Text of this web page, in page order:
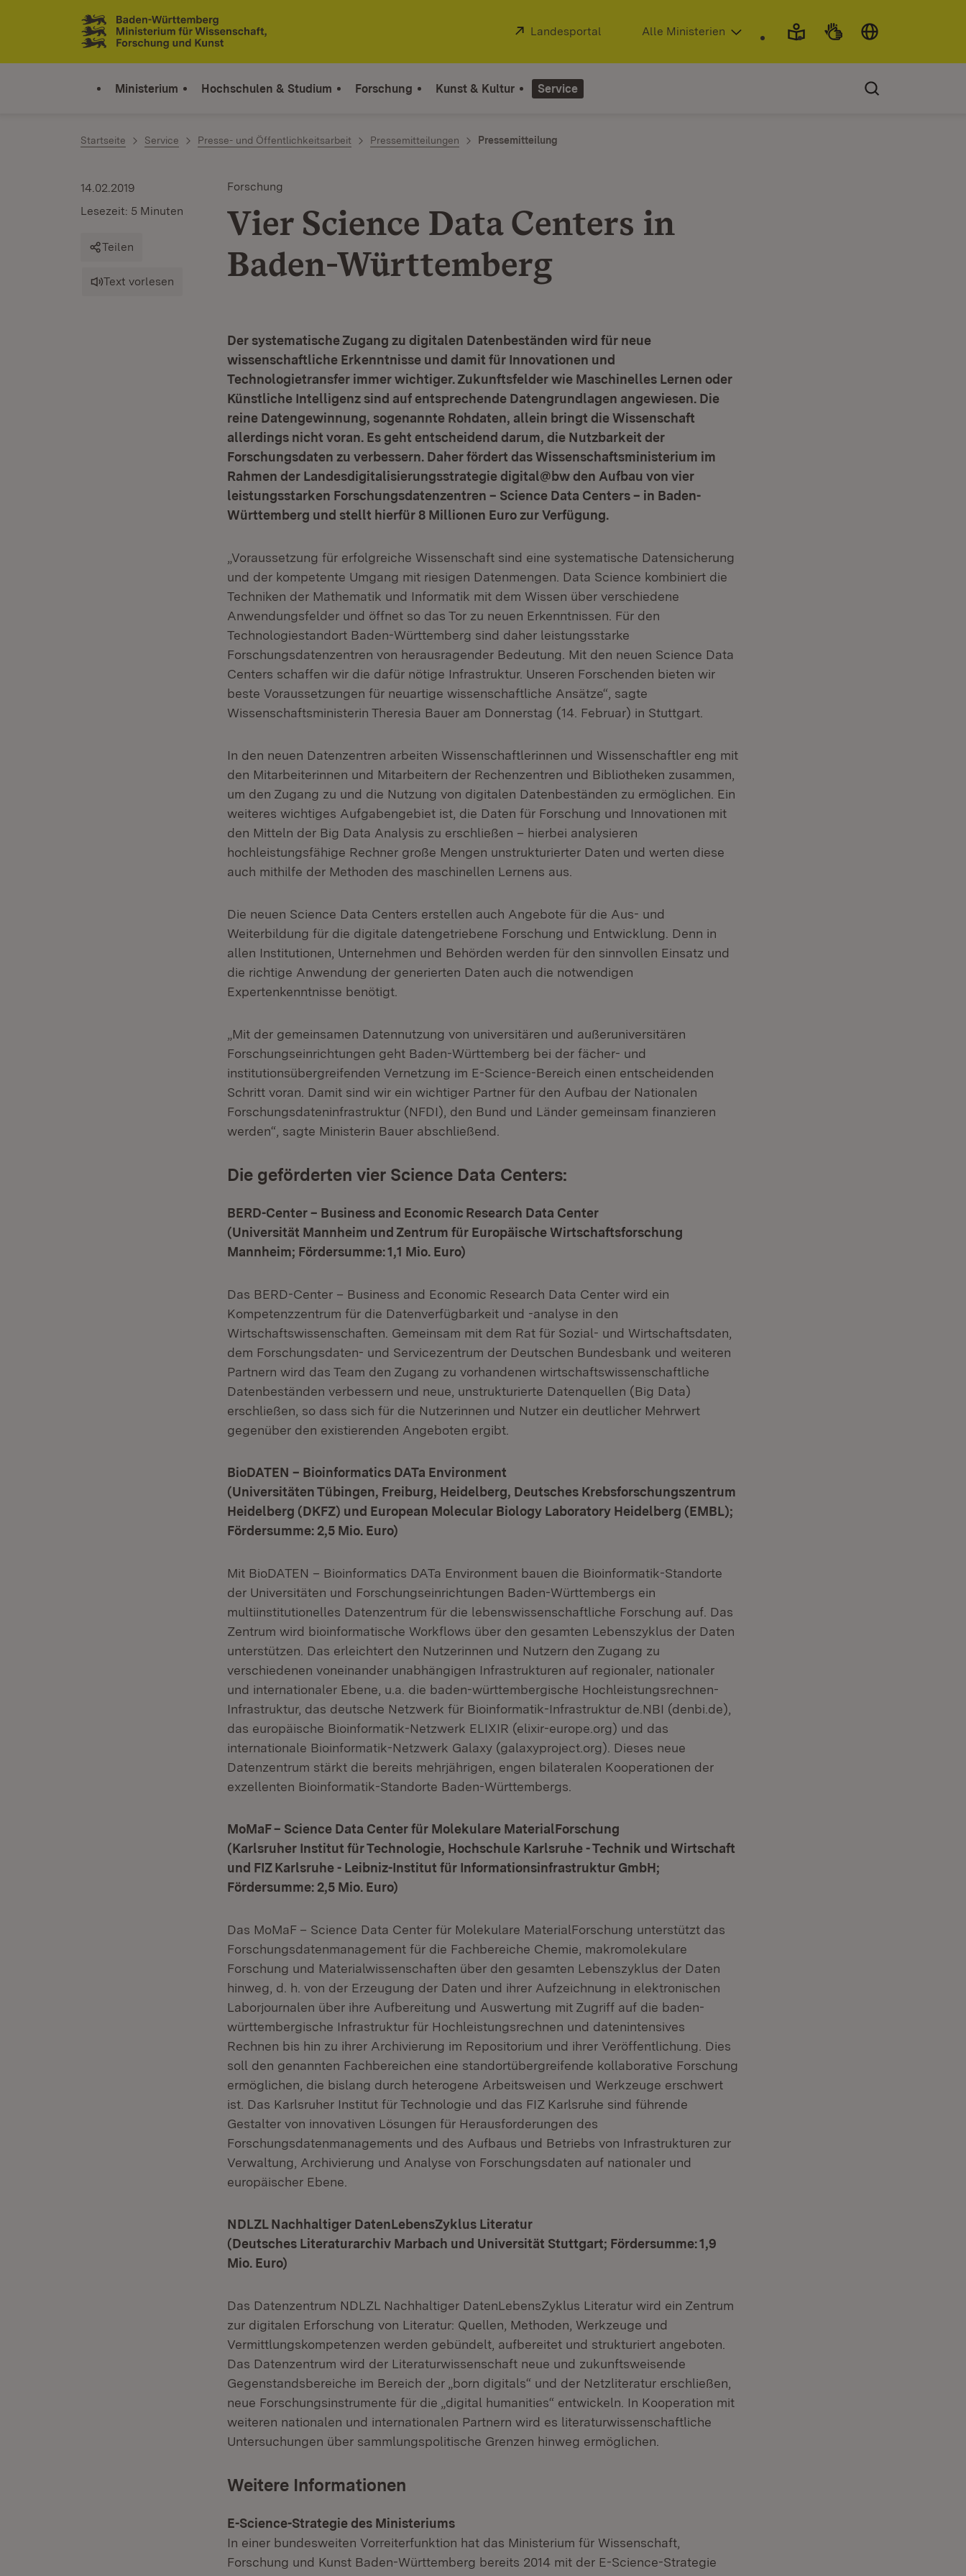
Zum Inhalt springen
Link zur Startseite
Extern:
Landesportal (Öffnet in neuem Fenster)
Alle Ministerien
Ministerium Hochschulen & Studium Forschung Kunst & Kultur Service
Startseite Service Presse- und Öffentlichkeitsarbeit Pressemitteilungen Pressemitteilung
Forschung
Vier Science Data Centers in
Baden-Württemberg
14.02.2019
Lesezeit: 5 Minuten
Teilen
Text vorlesen
Der systematische Zugang zu digitalen Datenbeständen wird für neue
wissenschaftliche Erkenntnisse und damit für Innovationen und
Technologietransfer immer wichtiger. Zukunftsfelder wie Maschinelles Lernen oder
Künstliche Intelligenz sind auf entsprechende Datengrundlagen angewiesen. Die
reine Datengewinnung, sogenannte Rohdaten, allein bringt die Wissenschaft
allerdings nicht voran. Es geht entscheidend darum, die Nutzbarkeit der
Forschungsdaten zu verbessern. Daher fördert das Wissenschaftsministerium im
Rahmen der Landesdigitalisierungsstrategie digital@bw den Aufbau von vier
leistungsstarken Forschungsdatenzentren – Science Data Centers – in Baden-
Württemberg und stellt hierfür 8 Millionen Euro zur Verfügung.
„Voraussetzung für erfolgreiche Wissenschaft sind eine systematische Datensicherung
und der kompetente Umgang mit riesigen Datenmengen. Data Science kombiniert die
Techniken der Mathematik und Informatik mit dem Wissen über verschiedene
Anwendungsfelder und öffnet so das Tor zu neuen Erkenntnissen. Für den
Technologiestandort Baden-Württemberg sind daher leistungsstarke
Forschungsdatenzentren von herausragender Bedeutung. Mit den neuen Science Data
Centers schaffen wir die dafür nötige Infrastruktur. Unseren Forschenden bieten wir
beste Voraussetzungen für neuartige wissenschaftliche Ansätze“, sagte
Wissenschaftsministerin Theresia Bauer am Donnerstag (14. Februar) in Stuttgart.
In den neuen Datenzentren arbeiten Wissenschaftlerinnen und Wissenschaftler eng mit
den Mitarbeiterinnen und Mitarbeitern der Rechenzentren und Bibliotheken zusammen,
um den Zugang zu und die Nutzung von digitalen Datenbeständen zu ermöglichen. Ein
weiteres wichtiges Aufgabengebiet ist, die Daten für Forschung und Innovationen mit
den Mitteln der Big Data Analysis zu erschließen – hierbei analysieren
hochleistungsfähige Rechner große Mengen unstrukturierter Daten und werten diese
auch mithilfe der Methoden des maschinellen Lernens aus.
Die neuen Science Data Centers erstellen auch Angebote für die Aus- und
Weiterbildung für die digitale datengetriebene Forschung und Entwicklung. Denn in
allen Institutionen, Unternehmen und Behörden werden für den sinnvollen Einsatz und
die richtige Anwendung der generierten Daten auch die notwendigen
Expertenkenntnisse benötigt.
„Mit der gemeinsamen Datennutzung von universitären und außeruniversitären
Forschungseinrichtungen geht Baden-Württemberg bei der fächer- und
institutionsübergreifenden Vernetzung im E-Science-Bereich einen entscheidenden
Schritt voran. Damit sind wir ein wichtiger Partner für den Aufbau der Nationalen
Forschungsdateninfrastruktur (NFDI), den Bund und Länder gemeinsam finanzieren
werden“, sagte Ministerin Bauer abschließend.
Die geförderten vier Science Data Centers:
BERD-Center – Business and Economic Research Data Center
(Universität Mannheim und Zentrum für Europäische Wirtschaftsforschung
Mannheim; Fördersumme: 1,1 Mio. Euro)
Das BERD-Center – Business and Economic Research Data Center wird ein
Kompetenzzentrum für die Datenverfügbarkeit und -analyse in den
Wirtschaftswissenschaften. Gemeinsam mit dem Rat für Sozial- und Wirtschaftsdaten,
dem Forschungsdaten- und Servicezentrum der Deutschen Bundesbank und weiteren
Partnern wird das Team den Zugang zu vorhandenen wirtschaftswissenschaftliche
Datenbeständen verbessern und neue, unstrukturierte Datenquellen (Big Data)
erschließen, so dass sich für die Nutzerinnen und Nutzer ein deutlicher Mehrwert
gegenüber den existierenden Angeboten ergibt.
BioDATEN – Bioinformatics DATa Environment
(Universitäten Tübingen, Freiburg, Heidelberg, Deutsches Krebsforschungszentrum
Heidelberg (DKFZ) und European Molecular Biology Laboratory Heidelberg (EMBL);
Fördersumme: 2,5 Mio. Euro)
Mit BioDATEN – Bioinformatics DATa Environment bauen die Bioinformatik-Standorte
der Universitäten und Forschungseinrichtungen Baden-Württembergs ein
multiinstitutionelles Datenzentrum für die lebenswissenschaftliche Forschung auf. Das
Zentrum wird bioinformatische Workflows über den gesamten Lebenszyklus der Daten
unterstützen. Das erleichtert den Nutzerinnen und Nutzern den Zugang zu
verschiedenen voneinander unabhängigen Infrastrukturen auf regionaler, nationaler
und internationaler Ebene, u.a. die baden-württembergische Hochleistungsrechnen-
Infrastruktur, das deutsche Netzwerk für Bioinformatik-Infrastruktur de.NBI (denbi.de),
das europäische Bioinformatik-Netzwerk ELIXIR (elixir-europe.org) und das
internationale Bioinformatik-Netzwerk Galaxy (galaxyproject.org). Dieses neue
Datenzentrum stärkt die bereits mehrjährigen, engen bilateralen Kooperationen der
exzellenten Bioinformatik-Standorte Baden-Württembergs.
MoMaF – Science Data Center für Molekulare MaterialForschung
(Karlsruher Institut für Technologie, Hochschule Karlsruhe - Technik und Wirtschaft
und FIZ Karlsruhe - Leibniz-Institut für Informationsinfrastruktur GmbH;
Fördersumme: 2,5 Mio. Euro)
Das MoMaF – Science Data Center für Molekulare MaterialForschung unterstützt das
Forschungsdatenmanagement für die Fachbereiche Chemie, makromolekulare
Forschung und Materialwissenschaften über den gesamten Lebenszyklus der Daten
hinweg, d. h. von der Erzeugung der Daten und ihrer Aufzeichnung in elektronischen
Laborjournalen über ihre Aufbereitung und Auswertung mit Zugriff auf die baden-
württembergische Infrastruktur für Hochleistungsrechnen und datenintensives
Rechnen bis hin zu ihrer Archivierung im Repositorium und ihrer Veröffentlichung. Dies
soll den genannten Fachbereichen eine standortübergreifende kollaborative Forschung
ermöglichen, die bislang durch heterogene Arbeitsweisen und Werkzeuge erschwert
ist. Das Karlsruher Institut für Technologie und das FIZ Karlsruhe sind führende
Gestalter von innovativen Lösungen für Herausforderungen des
Forschungsdatenmanagements und des Aufbaus und Betriebs von Infrastrukturen zur
Verwaltung, Archivierung und Analyse von Forschungsdaten auf nationaler und
europäischer Ebene.
NDLZL Nachhaltiger DatenLebensZyklus Literatur
(Deutsches Literaturarchiv Marbach und Universität Stuttgart; Fördersumme: 1,9
Mio. Euro)
Das Datenzentrum NDLZL Nachhaltiger DatenLebensZyklus Literatur wird ein Zentrum
zur digitalen Erforschung von Literatur: Quellen, Methoden, Werkzeuge und
Vermittlungskompetenzen werden gebündelt, aufbereitet und strukturiert angeboten.
Das Datenzentrum wird der Literaturwissenschaft neue und zukunftsweisende
Gegenstandsbereiche im Bereich der „born digitals“ und der Netzliteratur erschließen,
neue Forschungsinstrumente für die „digital humanities“ entwickeln. In Kooperation mit
weiteren nationalen und internationalen Partnern wird es literaturwissenschaftliche
Untersuchungen über sammlungspolitische Grenzen hinweg ermöglichen.
Weitere Informationen
E-Science-Strategie des Ministeriums
In einer bundesweiten Vorreiterfunktion hat das Ministerium für Wissenschaft,
Forschung und Kunst Baden-Württemberg bereits 2014 mit der E-Science-Strategie